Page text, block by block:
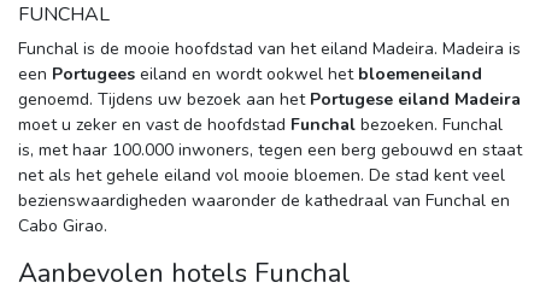
FUNCHAL
Funchal is de mooie hoofdstad van het eiland Madeira. Madeira is
een Portugees eiland en wordt ookwel het bloemeneiland
genoemd. Tijdens uw bezoek aan het Portugese eiland Madeira
moet u zeker en vast de hoofdstad Funchal bezoeken. Funchal
is, met haar 100.000 inwoners, tegen een berg gebouwd en staat
net als het gehele eiland vol mooie bloemen. De stad kent veel
bezienswaardigheden waaronder de kathedraal van Funchal en
Cabo Girao.
Aanbevolen hotels Funchal